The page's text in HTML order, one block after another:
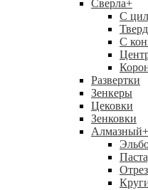
Сверла+
С
С
Развертки
Зенкеры
Цековки
Зенковки
Алмазный+